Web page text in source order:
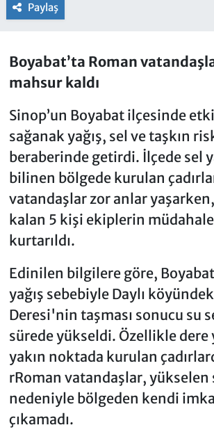
Paylaş
Boyabat’ta Roman
mahsur kaldı
Sinop’un Boyabat ilçesinde
sağanak yağış, sel ve taşkın
beraberinde getirdi. İlçede sel
bilinen bölgede kurulan
vatandaşlar zor anlar
kalan 5 kişi ekiplerin
kurtarıldı.
Edinilen bilgilere göre,
yağış sebebiyle Daylı
Deresi'nin taşması sonucu su
sürede yükseldi. Özellikle dere
yakın noktada kurulan
rRoman vatandaşlar, yükselen
nedeniyle bölgeden kendi
çıkamadı.